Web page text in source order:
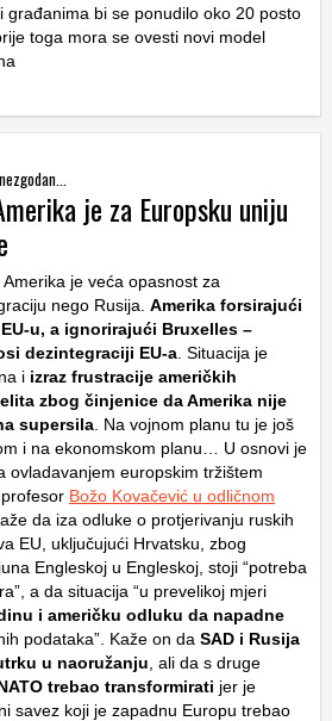
građanima bi se ponudilo oko 20 posto
toga mora se ovesti novi model
je za Europsku uniju
Amerika je veća opasnost za
nego Rusija. Amerika forsirajući
u, a ignorirajući Bruxelles –
dezintegraciji EU-a . Situacija je
i izraz frustracije američkih
zbog činjenice da Amerika nije
supersila . Na vojnom planu tu je još
i na ekonomskom planu… U osnovi je
ovladavanjem europskim tržištem
Božo Kovačević u odličnom
da iza odluke o protjerivanju ruskih
EU, uključujući Hrvatsku, zbog
Engleskoj u Engleskoj, stoji “potreba
a da situacija “u prevelikoj mjeri
i američku odluku da napadne
podataka”. Kaže on da SAD i Rusija
u naoružanju , ali da s druge
trebao transformirati jer je
savez koji je zapadnu Europu trebao